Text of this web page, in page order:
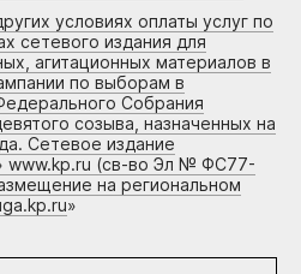
условиях оплаты услуг по
сетевого издания для
агитационных материалов в
по выборам в
Собрания
созыва, назначенных на
Сетевое издание
www.kp.ru (св-во Эл № ФС77-
на региональном
»